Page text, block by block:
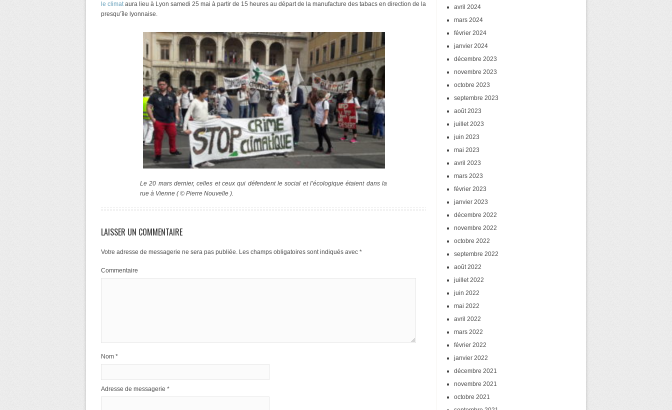
le climataura lieu à Lyon samedi 25 mai à partir de 15 heures au départ de la manufacture des tabacs en direction de la
presqu’île lyonnaise.
Le 20 mars dernier, celles et ceux qui défendent le social et l’écologique étaient dans la
rue à Vienne ( © Pierre Nouvelle ).
LAISSER UN COMMENTAIRE
Votre adresse de messagerie ne sera pas publiée. Les champs obligatoires sont indiqués avec *
Commentaire
Nom *
Adresse de messagerie *
avril 2024
mars 2024
février 2024
janvier 2024
décembre 2023
novembre 2023
octobre 2023
septembre 2023
août 2023
juillet 2023
juin 2023
mai 2023
avril 2023
mars 2023
février 2023
janvier 2023
décembre 2022
novembre 2022
octobre 2022
septembre 2022
août 2022
juillet 2022
juin 2022
mai 2022
avril 2022
mars 2022
février 2022
janvier 2022
décembre 2021
novembre 2021
octobre 2021